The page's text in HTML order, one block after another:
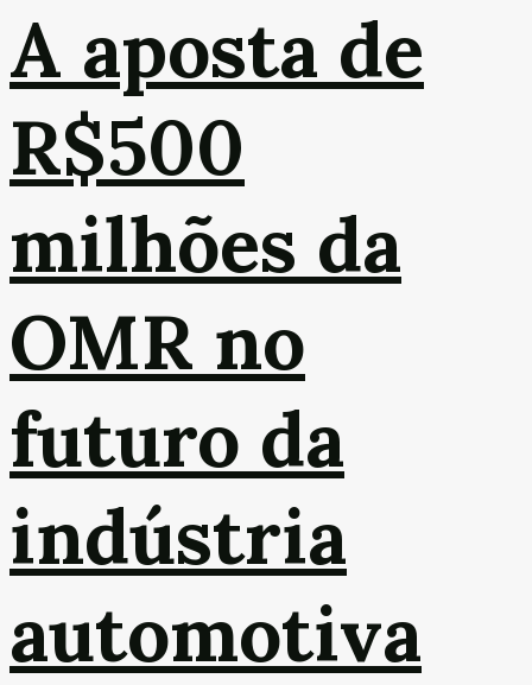
A aposta de
R$500
milhões da
OMR no
futuro da
indústria
automotiva